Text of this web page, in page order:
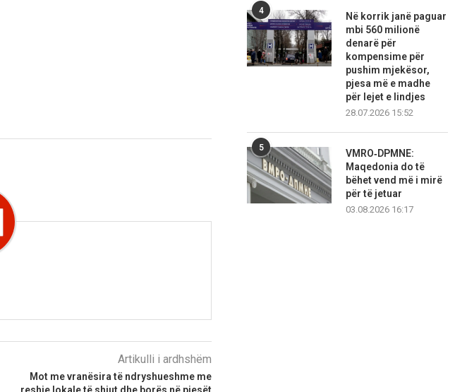
Artikulli i ardhshëm
Mot me vranësira të ndryshueshme me
4
Në korrik janë paguar
mbi 560 milionë
denarë për
kompensime për
pushim mjekësor,
pjesa më e madhe
për lejet e lindjes
28.07.2026 15:52
5
VMRO‑DPMNE:
Maqedonia do të
bëhet vend më i mirë
për të jetuar
03.08.2026 16:17